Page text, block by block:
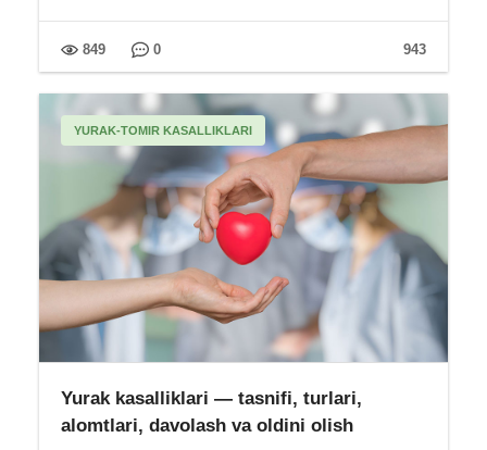
943
849 0
YURAK-TOMIR KASALLIKLARI
Yurak kasalliklari — tasnifi, turlari,
alomtlari, davolash va oldini olish